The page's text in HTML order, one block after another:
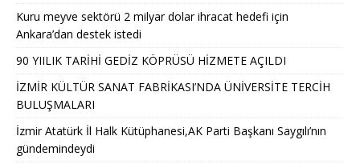
Kuru meyve sektörü 2 milyar dolar ihracat hedefi için
Ankara’dan destek istedi
90 YIILIK TARİHİ GEDİZ KÖPRÜSÜ HİZMETE AÇILDI
İZMİR KÜLTÜR SANAT FABRİKASI’NDA ÜNİVERSİTE TERCİH
BULUŞMALARI
İzmir Atatürk İl Halk Kütüphanesi,AK Parti Başkanı Saygılı’nın
gündemindeydi